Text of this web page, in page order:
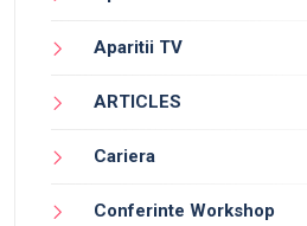
Aparitii TV
ARTICLES
Cariera
Conferinte Workshop